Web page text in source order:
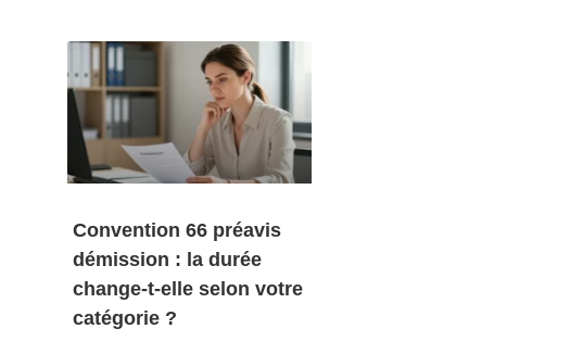
Convention 66 préavis
démission : la durée
change-t-elle selon votre
catégorie ?